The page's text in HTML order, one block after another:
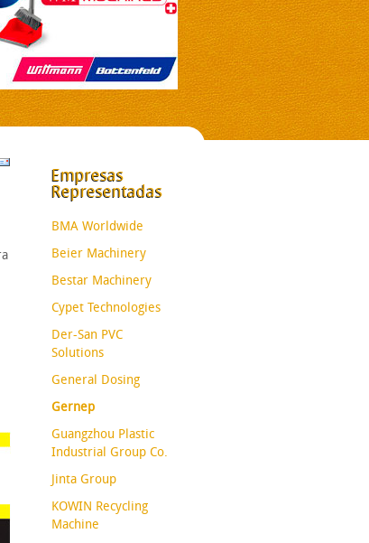
Empresas
Representadas
BMA Worldwide
Beier Machinery
Bestar Machinery
Cypet Technologies
Der-San PVC
Solutions
General Dosing
Gernep
Guangzhou Plastic
Industrial Group Co.
Jinta Group
KOWIN Recycling
Machine